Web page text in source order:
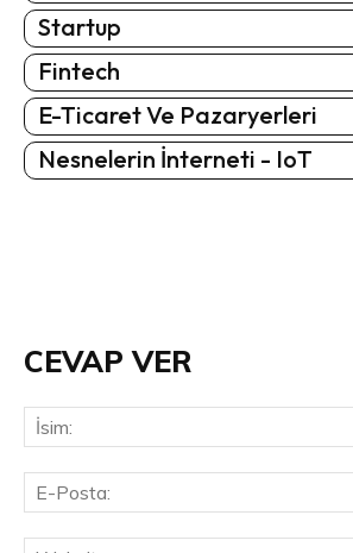
Startup
Fintech
E-Ticaret Ve Pazaryerleri
Nesnelerin İnterneti - IoT
CEVAP VER